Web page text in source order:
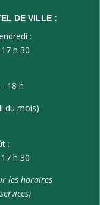
DE VILLE :
:
h 30
18 h
du mois)
:
h 30
les horaires